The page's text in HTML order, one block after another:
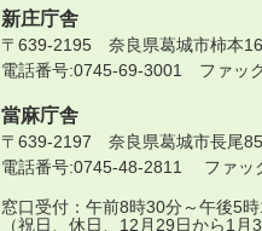
新庄庁舎
〒639-2195 奈良県葛城市柿本
電話番号:0745-69-3001 ファッ
當麻庁舎
〒639-2197 奈良県葛城市長尾
電話番号:0745-48-2811 ファッ
窓口受付：午前8時30分～午後5
（祝日、休日、12月29日から1月